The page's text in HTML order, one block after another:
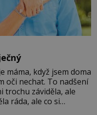
máma, když jsem doma
oči nechat. To nadšení
trochu záviděla, ale
ráda, ale co si